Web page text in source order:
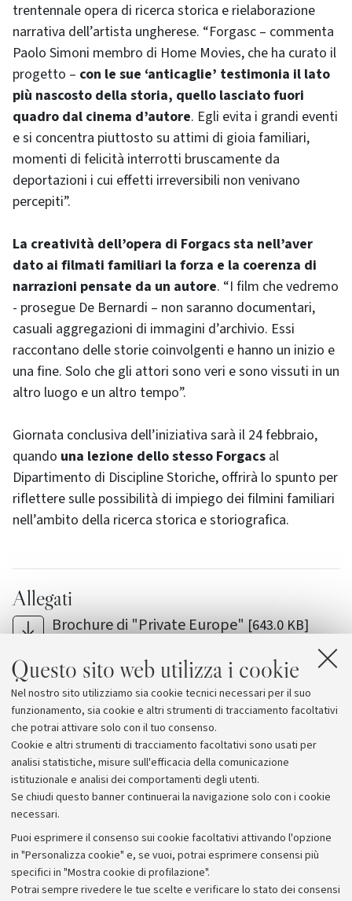
Questo sito web utilizza i cookie
Nel nostro sito utilizziamo sia cookie tecnici necessari per il suo
funzionamento, sia cookie e altri strumenti di tracciamento facoltativi
che potrai attivare solo con il tuo consenso.
Cookie e altri strumenti di tracciamento facoltativi sono usati per
analisi statistiche, misure sull'efficacia della comunicazione
istituzionale e analisi dei comportamenti degli utenti.
Se chiudi questo banner continuerai la navigazione solo con i cookie
necessari.
Puoi esprimere il consenso sui cookie facoltativi attivando l'opzione
in "Personalizza cookie" e, se vuoi, potrai esprimere consensi più
specifici in "Mostra cookie di profilazione".
Potrai sempre rivedere le tue scelte e verificare lo stato dei consensi
trentennale opera di ricerca storica e rielaborazione
narrativa dell’artista ungherese. “Forgasc – commenta
Paolo Simoni membro di Home Movies, che ha curato il
progetto – con le sue ‘anticaglie’ testimonia il lato
più nascosto della storia, quello lasciato fuori
quadro dal cinema d’autore. Egli evita i grandi eventi
e si concentra piuttosto su attimi di gioia familiari,
momenti di felicità interrotti bruscamente da
deportazioni i cui effetti irreversibili non venivano
percepiti”.
La creatività dell’opera di Forgacs sta nell’aver
dato ai filmati familiari la forza e la coerenza di
narrazioni pensate da un autore. “I film che vedremo
- prosegue De Bernardi – non saranno documentari,
casuali aggregazioni di immagini d’archivio. Essi
raccontano delle storie coinvolgenti e hanno un inizio e
una fine. Solo che gli attori sono veri e sono vissuti in un
altro luogo e un altro tempo”.
Giornata conclusiva dell’iniziativa sarà il 24 febbraio,
quando una lezione dello stesso Forgacs al
Dipartimento di Discipline Storiche, offrirà lo spunto per
riflettere sulle possibilità di impiego dei filmini familiari
nell’ambito della ricerca storica e storiografica.
Allegati
Brochure di "Private Europe"[643.0 KB]
Locandina di Private Europe [729.3 KB]
Associazione Home Movies: date, luoghi,
immagini e commenti di "Private Europe"
Archivio
Comunicati stampa
Redazione